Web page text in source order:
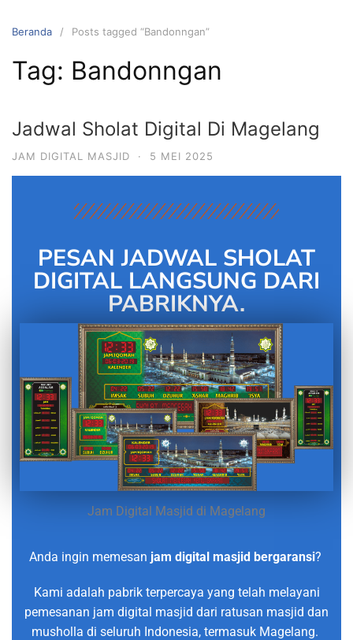
Beranda Posts tagged “Bandonngan”
Tag: Bandonngan
Jadwal Sholat Digital Di Magelang
JAM DIGITAL MASJID · 5 MEI 2025
PESAN JADWAL SHOLAT
DIGITAL LANGSUNG DARI
PABRIKNYA.
Jam Digital Masjid di Magelang
Anda ingin memesan jam digital masjid bergaransi?
Kami adalah pabrik terpercaya yang telah melayani
pemesanan jam digital masjid dari ratusan masjid dan
musholla di seluruh Indonesia, termasuk Magelang.